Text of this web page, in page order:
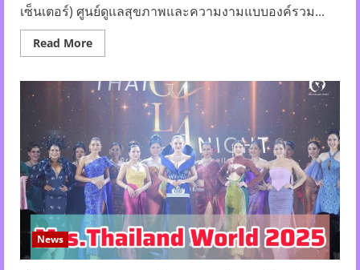
เซ็นเตอร์) ศูนย์ดูแลสุขภาพและความงามแบบองค์รวม...
Read MoreRead
more
หล่อ
ให้
เต็ม
แม็กซ์!
Thailand
2025
News